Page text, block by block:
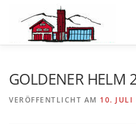
GOLDENER HELM
VERÖFFENTLICHT AM 10. JULI